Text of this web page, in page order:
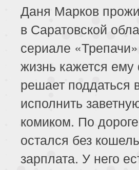
Даня Марков
в Саратовской
сериале
жизнь кажется ему
решает поддаться
исполнить
комиком. По
остался без
зарплата. У него